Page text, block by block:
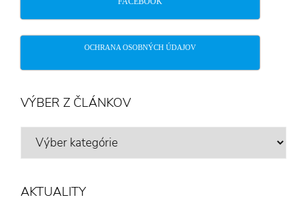
OCHRANA OSOBNÝCH ÚDAJOV
VÝBER Z ČLÁNKOV
VÝBER
AKTUALITY